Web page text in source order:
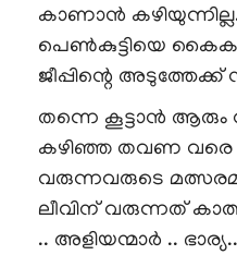
കാണാൻ
പെൺകുട്ടിയെ
ജീപ്പിന്റെ
തന്നെ കൂട്ടാൻ ആരും
കഴിഞ്ഞ തവണ വരെ
വരുന്നവരുടെ
ലീവിന് വരുന്നത്
.. അളിയന്മാർ ..